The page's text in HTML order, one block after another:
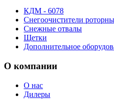
КДМ - 6078
Снегоочистители
Снежные отвалы
Щетки
Дополнительное
О компании
О нас
Дилеры